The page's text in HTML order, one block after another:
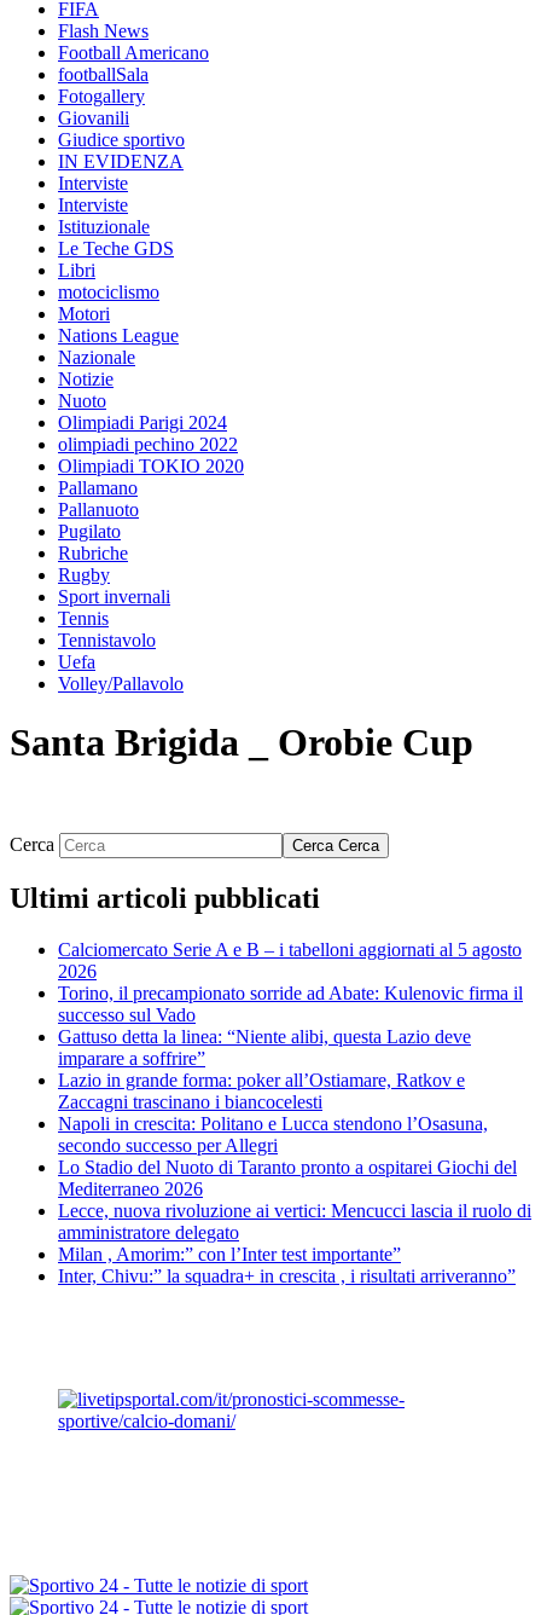
FIFA
Flash News
Football Americano
footballSala
Fotogallery
Giovanili
Giudice sportivo
IN EVIDENZA
Interviste
Interviste
Istituzionale
Le Teche GDS
Libri
motociclismo
Motori
Nations League
Nazionale
Notizie
Nuoto
Olimpiadi Parigi 2024
olimpiadi pechino 2022
Olimpiadi TOKIO 2020
Pallamano
Pallanuoto
Pugilato
Rubriche
Rugby
Sport invernali
Tennis
Tennistavolo
Uefa
Volley/Pallavolo
Santa Brigida _ Orobie Cup
Cerca Cerca Cerca
Ultimi articoli pubblicati
Calciomercato Serie A e B – i tabelloni aggiornati al 5 agosto
2026
Torino, il precampionato sorride ad Abate: Kulenovic firma il
successo sul Vado
Gattuso detta la linea: “Niente alibi, questa Lazio deve
imparare a soffrire”
Lazio in grande forma: poker all’Ostiamare, Ratkov e
Zaccagni trascinano i biancocelesti
Napoli in crescita: Politano e Lucca stendono l’Osasuna,
secondo successo per Allegri
Lo Stadio del Nuoto di Taranto pronto a ospitarei Giochi del
Mediterraneo 2026
Lecce, nuova rivoluzione ai vertici: Mencucci lascia il ruolo di
amministratore delegato
Milan , Amorim:” con l’Inter test importante”
Inter, Chivu:” la squadra+ in crescita , i risultati arriveranno”